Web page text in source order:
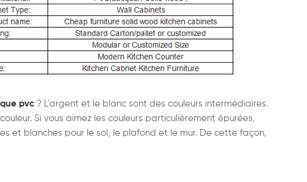
pvc ? L'argent et le blanc sont des couleurs intermédiaires.
Si vous aimez les couleurs particulièrement épurées,
et blanches pour le sol, le plafond et le mur. De cette façon,